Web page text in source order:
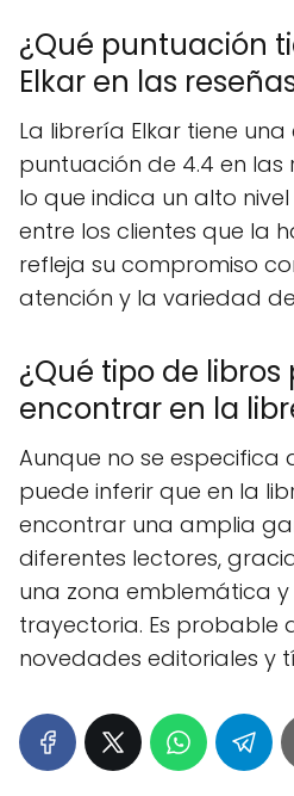
¿Qué puntuación
Elkar en las
La librería Elkar tiene una
puntuación de 4.4 en las
lo que indica un alto
entre los clientes que la
refleja su compromiso
atención y la variedad
¿Qué tipo de libros
encontrar en la
Aunque no se especifica
puede inferir que en la
encontrar una amplia
diferentes lectores,
una zona emblemática
trayectoria. Es probable
novedades editoriales y